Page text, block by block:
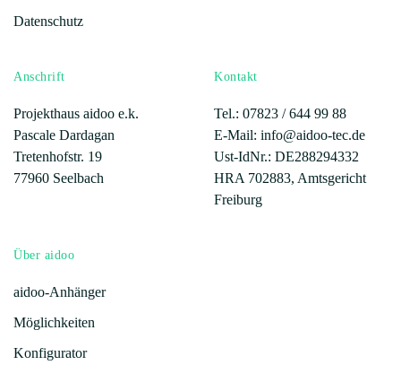
Datenschutz
Anschrift
Projekthaus aidoo e.k.
Pascale Dardagan
Tretenhofstr. 19
77960 Seelbach
Kontakt
Tel.: 07823 /644 99 88
E-Mail: info@aidoo-tec.de
Ust-IdNr.: DE288294332
HRA 702883, Amtsgericht
Freiburg
Über aidoo
aidoo-Anhänger
Möglichkeiten
Konfigurator